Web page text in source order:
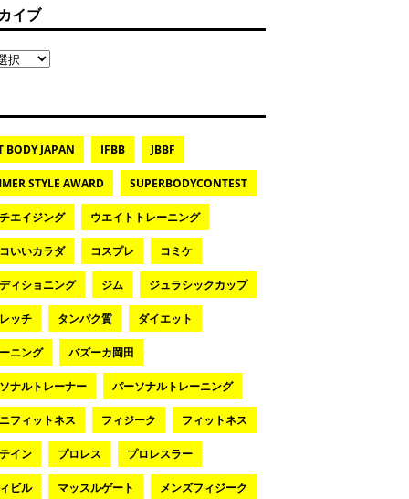
イブ
BODY JAPAN IFBB JBBF
STYLE AWARD SUPERBODYCONTEST
エイジング ウエイトトレーニング
いいカラダ コスプレ コミケ
ィショニング ジム ジュラシックカップ
ッチ タンパク質 ダイエット
ニング バズーカ岡田
ナルトレーナー パーソナルトレーニング
フィットネス フィジーク フィットネス
イン プロレス プロレスラー
ビル マッスルゲート メンズフィジーク